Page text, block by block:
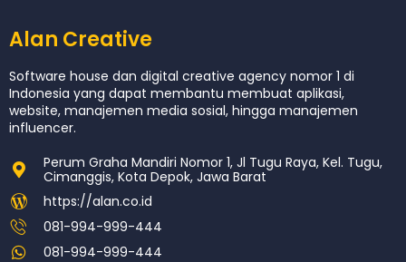
Alan Creative
Software house dan digital creative agency nomor 1 di
Indonesia yang dapat membantu membuat aplikasi,
website, manajemen media sosial, hingga manajemen
influencer.
Perum Graha Mandiri Nomor 1, Jl Tugu Raya, Kel. Tugu,
Cimanggis, Kota Depok, Jawa Barat
https://alan.co.id
081-994-999-444
081-994-999-444